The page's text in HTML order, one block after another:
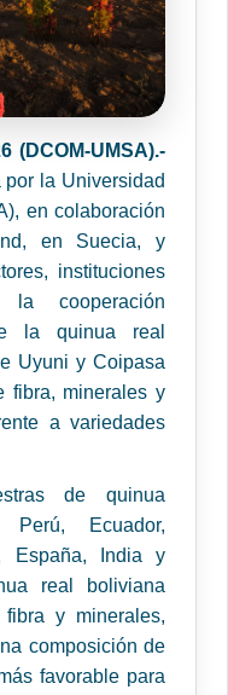
(DCOM-UMSA).-
la Universidad
en colaboración
en Suecia, y
instituciones
cooperación
la quinua real
Uyuni y Coipasa
fibra, minerales y
a variedades
de quinua
Perú, Ecuador,
España, India y
real boliviana
y minerales,
composición de
favorable para